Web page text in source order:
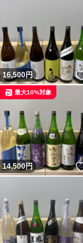
16,500円
14,500円
最大10%対象